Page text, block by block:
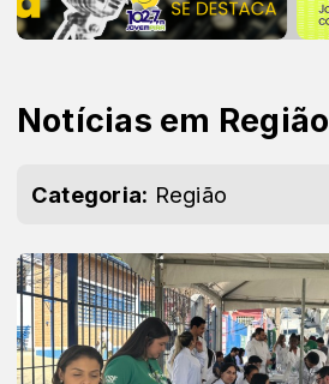
Notícias em Região
Categoria: Região